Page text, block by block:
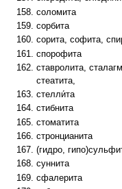
соломита
сорбита
сорита, софита,
спорофита
ставролита,
стеатита,
стелли́та
стибнита
стоматита
стронцианита
(гидро,
суннита
сфалерита